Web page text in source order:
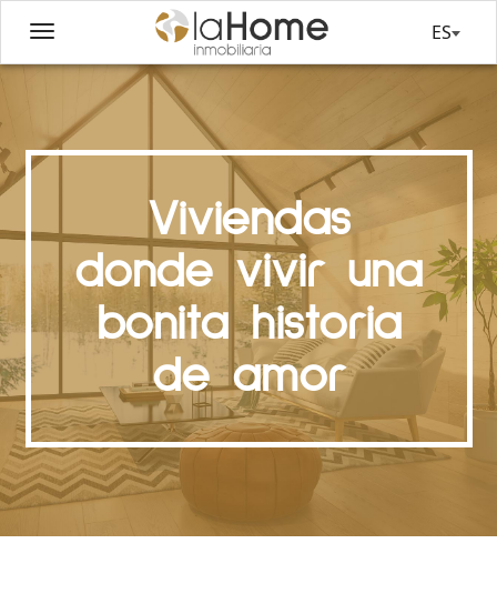
ES
Viviendas
donde vivir una
bonita historia
de amor